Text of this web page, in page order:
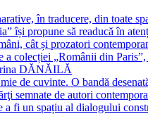
în traducere, din
își propune să readucă în
cât și prozatori
a colecției „Românii din
DĂNĂILĂ
de cuvinte. O bandă
semnate de autori
a fi un spațiu al dialogului